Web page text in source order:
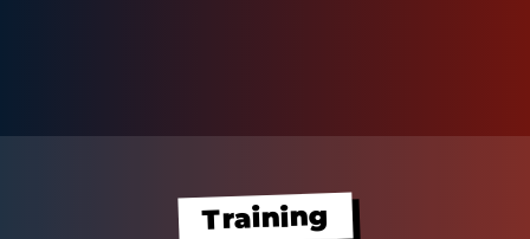
Training